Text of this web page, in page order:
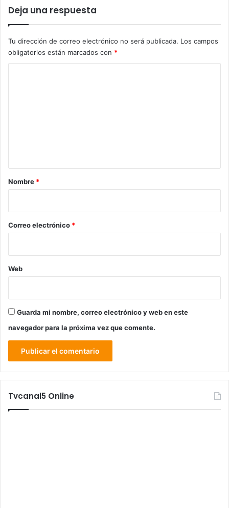
Deja una respuesta
Tu dirección de correo electrónico no será publicada. Los campos
obligatorios están marcados con *
r
*
Nombre *
Correo electrónico *
Web
Guarda mi nombre, correo electrónico y web en este
navegador para la próxima vez que comente.
Tvcanal5 Online